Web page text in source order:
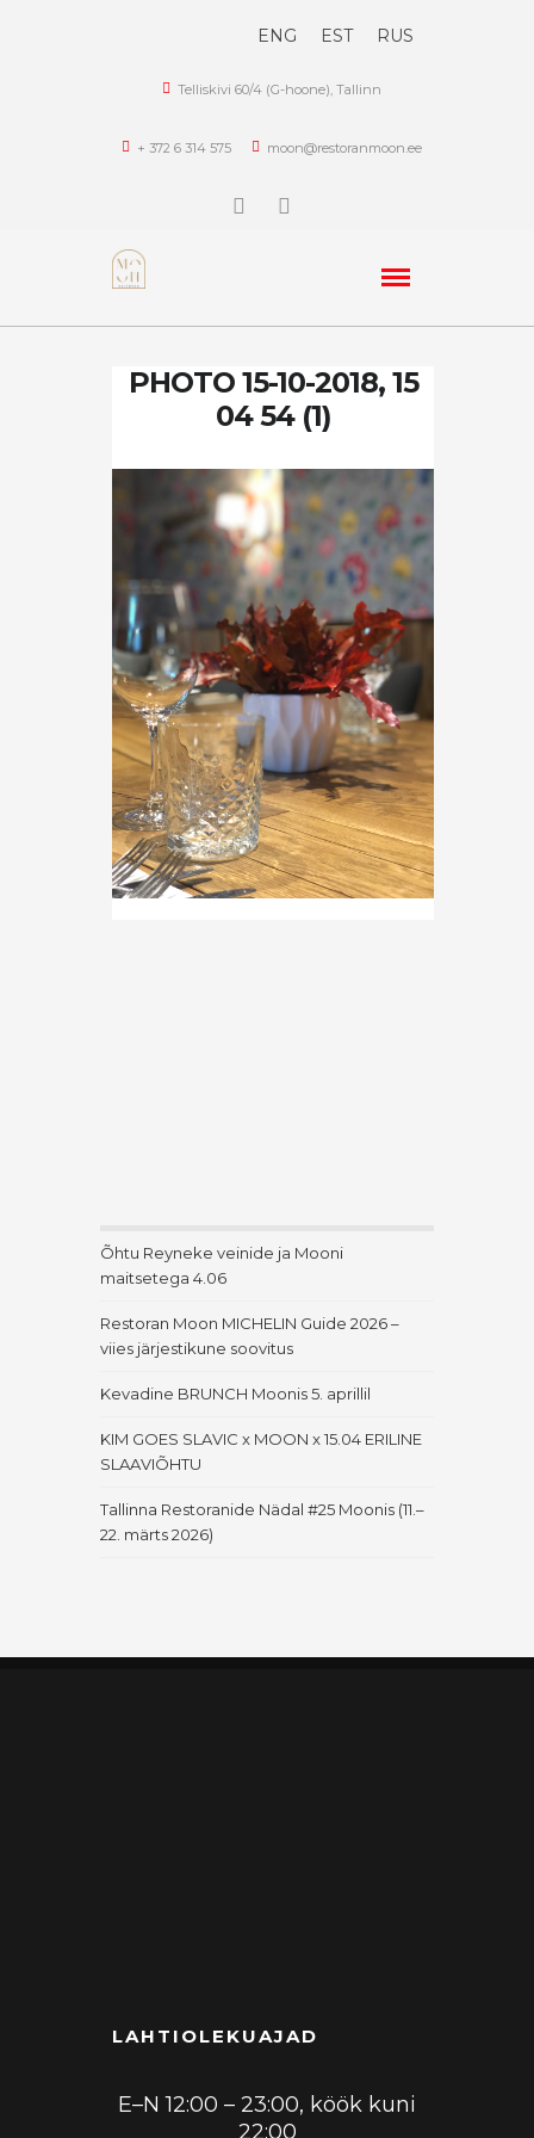
ENG EST RUS
Telliskivi 60/4 (G-hoone), Tallinn
+ 372 6 314 575 moon@restoranmoon.ee
PHOTO 15-10-2018, 15
04 54 (1)
Õhtu Reyneke veinide ja Mooni
maitsetega 4.06
Restoran Moon MICHELIN Guide 2026 –
viies järjestikune soovitus
Kevadine BRUNCH Moonis 5. aprillil
KIM GOES SLAVIC x MOON x 15.04 ERILINE
SLAAVIÕHTU
Tallinna Restoranide Nädal #25 Moonis (11.–
22. märts 2026)
LAHTIOLEKUAJAD
E–N 12:00 – 23:00, köök kuni
22:00